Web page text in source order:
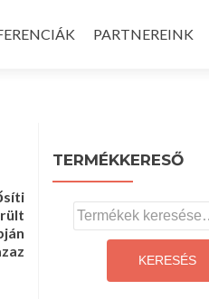
PARTNEREINK
TERMÉKKERESŐ
Keresés
a
következőre:KERESÉS